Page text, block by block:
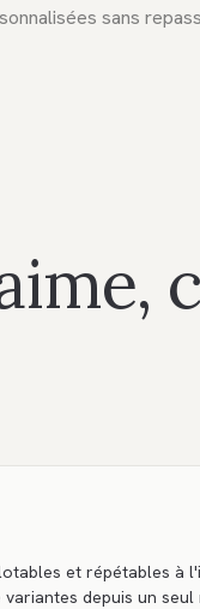
sans
et répétables à
depuis un seul